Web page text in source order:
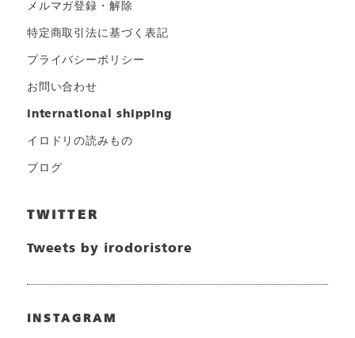
メルマガ登録・解除
特定商取引法に基づく表記
プライバシーポリシー
お問い合わせ
international shipping
イロドリの読みもの
ブログ
TWITTER
Tweets by irodoristore
INSTAGRAM